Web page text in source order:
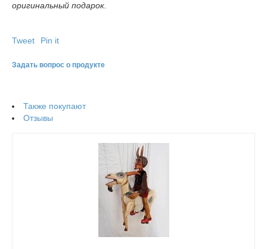
оригинальный подарок.
Tweet Pin it
Задать вопрос о продукте
Также покупают
Отзывы